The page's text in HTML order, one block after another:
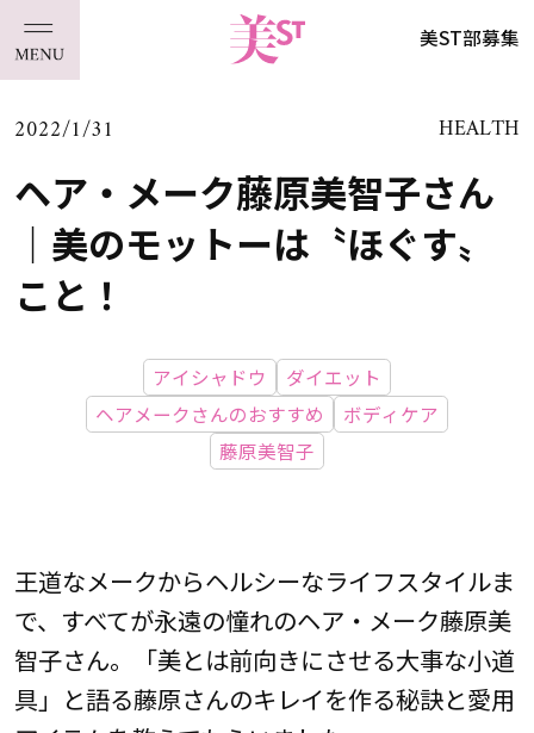
美ST部募集
2022/1/31 HEALTH
ヘア・メーク藤原美智子さん
｜美のモットーは〝ほぐす〟
こと！
アイシャドウ
ダイエット
ヘアメークさんのおすすめ
ボディケア
藤原美智子
王道なメークからヘルシーなライフスタイルま
で、すべてが永遠の憧れのヘア・メーク藤原美
智子さん。「美とは前向きにさせる大事な小道
具」と語る藤原さんのキレイを作る秘訣と愛用